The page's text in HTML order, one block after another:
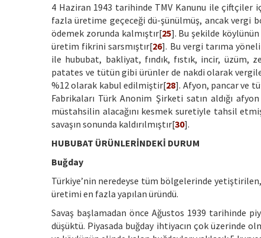
4 Haziran 1943 tarihinde TMV Kanunu ile
fazla üretime geçeceği dü-şünülmüş, ancak vergi
ödemek zorunda kalmıştır[25]. Bu şekilde
üretim fikrini sarsmıştır[26]. Bu vergi tarıma
ile hububat, bakliyat, fındık, fıstık, incir, üzüm,
patates ve tütün gibi ürünler de nakdi olarak
%12 olarak kabul edilmiştir[28]. Afyon, pancar ve
Fabrikaları Türk Anonim Şirketi satın aldığı
müstahsilin alacağını kesmek suretiyle tahsil
savaşın sonunda kaldırılmıştır[30].
HUBUBAT ÜRÜNLERİNDEKİ DURUM
Buğday
Türkiye’nin neredeyse tüm bölgelerinde
üretimi en fazla yapılan üründü.
Savaş başlamadan önce Ağustos 1939 tarihinde
düşüktü. Piyasada buğday ihtiyacın çok üzerinde